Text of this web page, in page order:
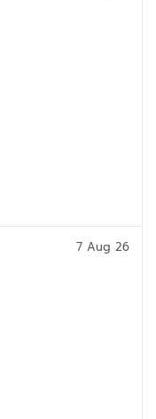
7 Aug 26